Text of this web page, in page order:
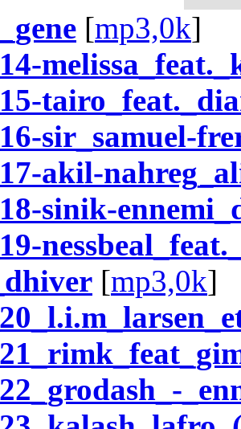
[mp3,0k]
14-
15-
16-sir_samuel-
17-akil-
18-sinik-
19-
[mp3,0k]
22_grodash_-